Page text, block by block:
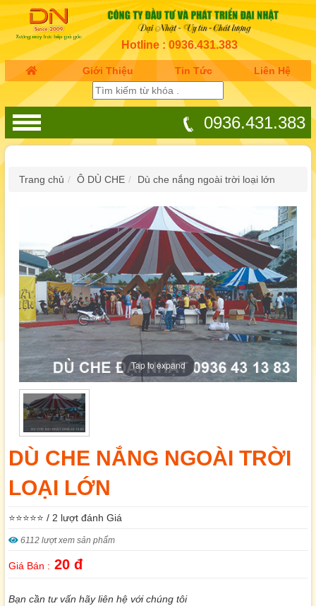
Hotline : 0936.431.383
Giới Thiệu Tin Tức Liên Hệ
0936.431.383
Trang chủ Ô DÙ CHE Dù che nắng ngoài trời loại lớn
Tap to expand
DÙ CHE NẮNG NGOÀI TRỜI
LOẠI LỚN
⭐⭐⭐⭐⭐ / 2 lượt đánh Giá
6112 lượt xem sản phẩm
Giá Bán : 20 đ
Bạn cần tư vấn hãy liên hệ với chúng tôi